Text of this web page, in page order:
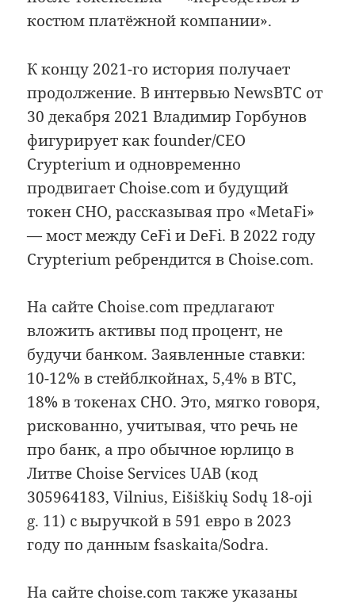
костюм платёжной компании».
К концу 2021-го история получает
продолжение. В интервью NewsBTC от
30 декабря 2021 Владимир Горбунов
фигурирует как founder/CEO
Crypterium и одновременно
продвигает Choise.com и будущий
токен CHO, рассказывая про «MetaFi»
— мост между CeFi и DeFi. В 2022 году
Crypterium ребрендится в Choise.com.
На сайте Сhoise.com предлагают
вложить активы под процент, не
будучи банком. Заявленные ставки:
10-12% в стейблкойнах, 5,4% в BTC,
18% в токенах CHO. Это, мягко говоря,
рискованно, учитывая, что речь не
про банк, а про обычное юрлицо в
Литве Choise Services UAB (код
305964183, Vilnius, Eišiškių Sodų 18-oji
g. 11) с выручкой в 591 евро в 2023
году по данным fsaskaita/Sodra.
На сайте choise.com также указаны